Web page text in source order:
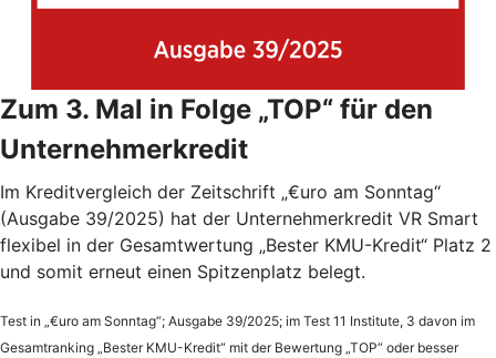
Zum 3. Mal in Folge „TOP“ für den
Unternehmerkredit
Im Kreditvergleich der Zeitschrift „€uro am Sonntag“
(Ausgabe 39/2025) hat der Unternehmerkredit VR Smart
flexibel in der Gesamtwertung „Bester KMU-Kredit“ Platz 2
und somit erneut einen Spitzenplatz belegt.
Test in „€uro am Sonntag“; Ausgabe 39/2025; im Test 11 Institute, 3 davon im
Gesamtranking „Bester KMU-Kredit“ mit der Bewertung „TOP“ oder besser